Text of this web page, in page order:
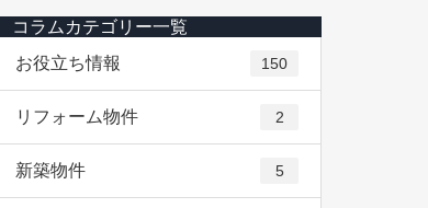
コラムカテゴリー一覧
お役立ち情報
150
リフォーム物件 2
新築物件 5